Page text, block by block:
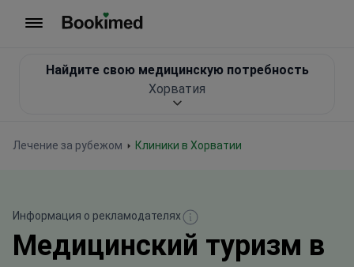
Лечение за рубежом Клиники в Хорватии
Найдите свою медицинскую потребность
Хорватия
Информация о рекламодателях
Медицинский туризм в